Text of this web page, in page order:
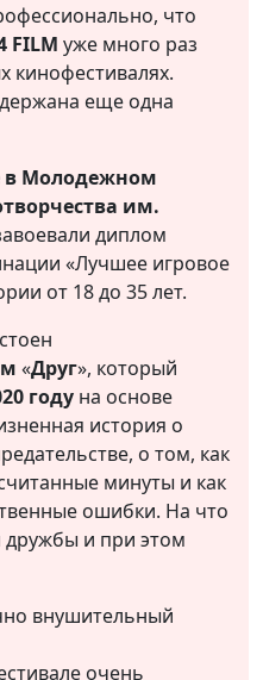
что
FILM уже много раз
кинофестивалях.
еще одна
в Молодежном
им.
диплом
«Лучшее игровое
от 18 до 35 лет.
«Друг», который
году на основе
история о
о том, как
минуты и как
ошибки. На что
дружбы и при этом
внушительный
очень